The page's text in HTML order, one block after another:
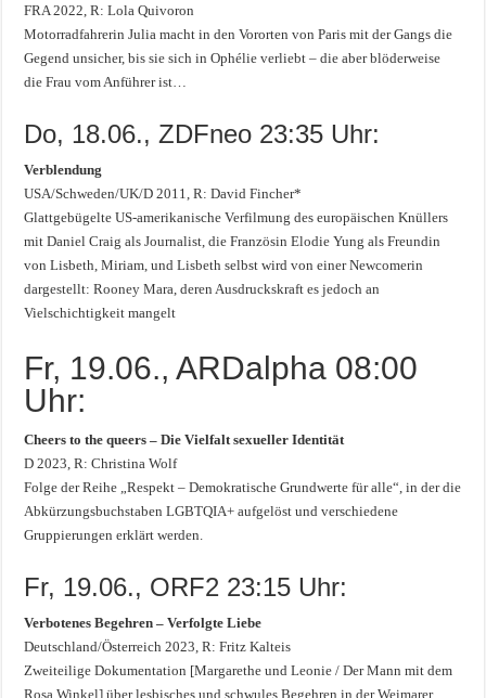
FRA 2022, R: Lola Quivoron
Motorradfahrerin Julia macht in den Vororten von Paris mit der Gangs die
Gegend unsicher, bis sie sich in Ophélie verliebt – die aber blöderweise
die Frau vom Anführer ist…
Do, 18.06., ZDFneo 23:35 Uhr:
Verblendung
USA/Schweden/UK/D 2011, R: David Fincher*
Glattgebügelte US-amerikanische Verfilmung des europäischen Knüllers
mit Daniel Craig als Journalist, die Französin Elodie Yung als Freundin
von Lisbeth, Miriam, und Lisbeth selbst wird von einer Newcomerin
dargestellt: Rooney Mara, deren Ausdruckskraft es jedoch an
Vielschichtigkeit mangelt
Fr, 19.06., ARDalpha 08:00
Uhr:
Cheers to the queers – Die Vielfalt sexueller Identität
D 2023, R: Christina Wolf
Folge der Reihe „Respekt – Demokratische Grundwerte für alle“, in der die
Abkürzungsbuchstaben LGBTQIA+ aufgelöst und verschiedene
Gruppierungen erklärt werden.
Fr, 19.06., ORF2 23:15 Uhr:
Verbotenes Begehren – Verfolgte Liebe
Deutschland/Österreich 2023, R: Fritz Kalteis
Zweiteilige Dokumentation [Margarethe und Leonie / Der Mann mit dem
Rosa Winkel] über lesbisches und schwules Begehren in der Weimarer